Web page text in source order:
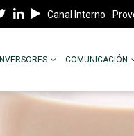
Canal Interno
INVERSORES COMUNICACIÓN